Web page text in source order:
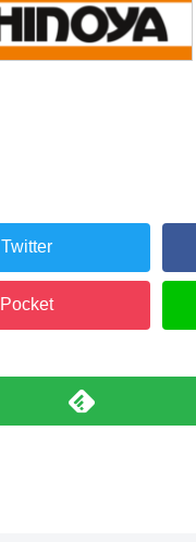
Twitter
Pocket